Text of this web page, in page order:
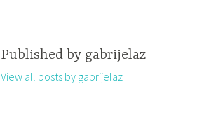
Published by gabrijelaz
View all posts by gabrijelaz